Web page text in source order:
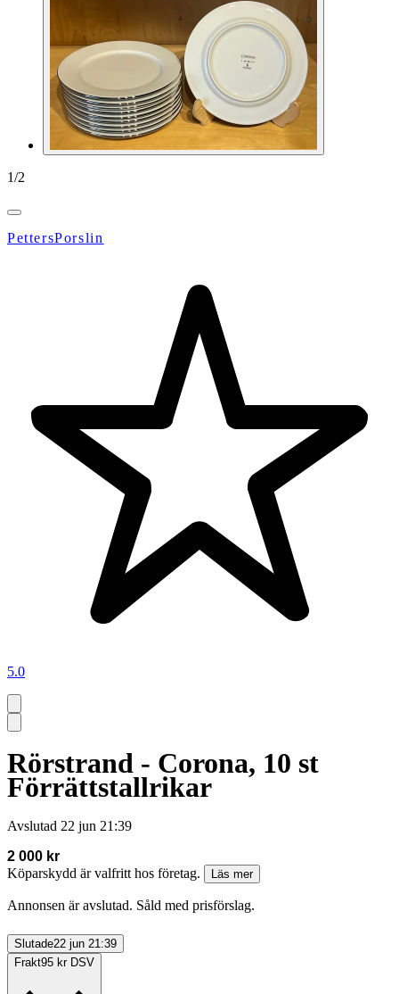
1/2
PettersPorslin
5.0
Rörstrand - Corona, 10 st
Förrättstallrikar
Avslutad 22 jun 21:39
2 000 kr
Köparskydd är valfritt hos företag.
Läs mer
Annonsen är avslutad. Såld med prisförslag.
Slutade22 jun 21:39
Frakt95 kr DSV